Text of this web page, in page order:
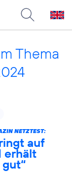
Thema
NETZTEST:
auf
erhält